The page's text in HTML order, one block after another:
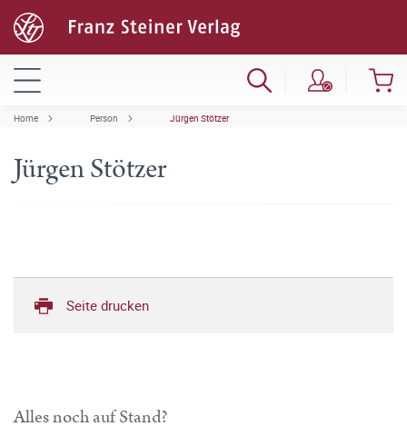
Home Person Jürgen Stötzer
Jürgen Stötzer
Seite drucken
Alles noch auf Stand?